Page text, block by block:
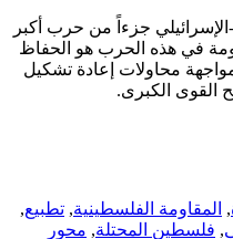
جزءاً من حرب أكبر
في هذه الحرب هو الحفاظ
محاولات إعادة تشكيل
القوى الكبرى.
, المقاومة الفلسطينية, تطبيع,
, فلسطين المحتلة, محور